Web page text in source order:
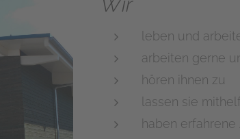
leben und
arbeiten gerne
hören ihnen zu
lassen sie
haben